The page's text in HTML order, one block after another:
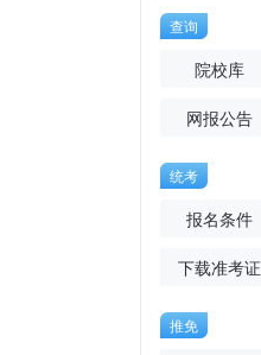
查询
院校库
网报公告
统考
报名条件
下载准考证
推免